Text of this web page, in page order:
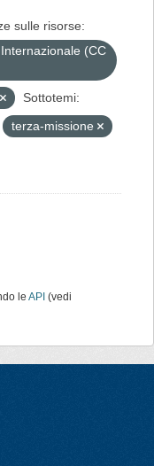
sulle risorse:
(CC
Sottotemi:
terza-missione
le API (vedi